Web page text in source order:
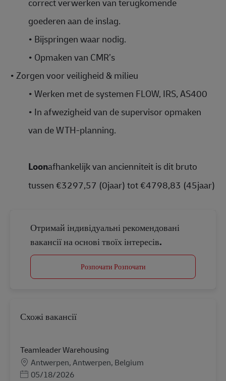
goederen aan de inslag.
• Bijspringen waar nodig.
• Opmaken van CMR’s
•Zorgen voor veiligheid & milieu
•Werken met de systemen FLOW, IRS, AS400
• In afwezigheid van de supervisor opmaken
van de WTH-planning.
Loonafhankelijk van ancienniteit is dit bruto
tussen €3297,57 (0jaar) tot €4798,83 (45jaar)
Отримай індивідуальні рекомендовані
вакансії на основі твоїх інтересів.
Розпочати Розпочати
Схожі вакансії
Teamleader Warehousing
Місцезнаходження
Antwerpen, Antwerpen, Belgium
Posted Date
05/18/2026